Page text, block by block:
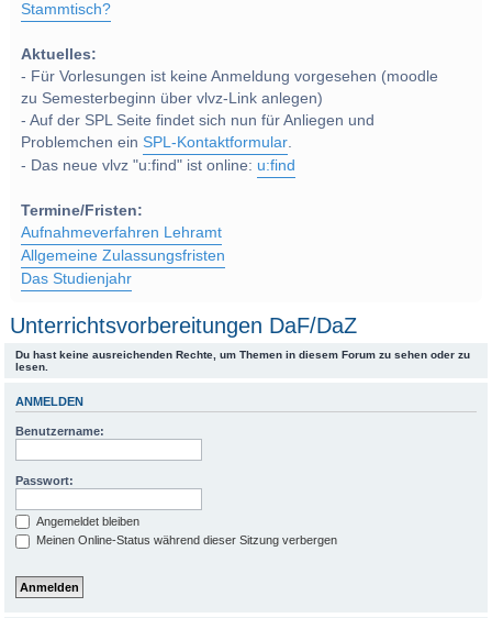
Stammtisch?
Aktuelles:
- Für Vorlesungen ist keine Anmeldung vorgesehen (moodle
zu Semesterbeginn über vlvz-Link anlegen)
- Auf der SPL Seite findet sich nun für Anliegen und
Problemchen einSPL-Kontaktformular.
- Das neue vlvz "u:find" ist online: u:find
Termine/Fristen:
Aufnahmeverfahren Lehramt
Allgemeine Zulassungsfristen
Das Studienjahr
Unterrichtsvorbereitungen DaF/DaZ
Du hast keine ausreichenden Rechte, um Themen in diesem Forum zu sehen oder zu
lesen.
ANMELDEN
Benutzername:
Passwort:
Angemeldet bleiben
Meinen Online-Status während dieser Sitzung verbergen